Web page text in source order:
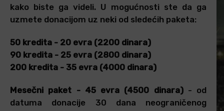
kako biste ga videli. U mogućnosti ste da ga
uzmete donacijom uz neki od sledećih paketa:
50 kredita - 20 evra (2200 dinara)
90 kredita - 25 evra (2800 dinara)
200 kredita - 35 evra (4000 dinara)
Mesečni paket - 45 evra (4500 dinara)- od
datuma donacije 30 dana neograničenog